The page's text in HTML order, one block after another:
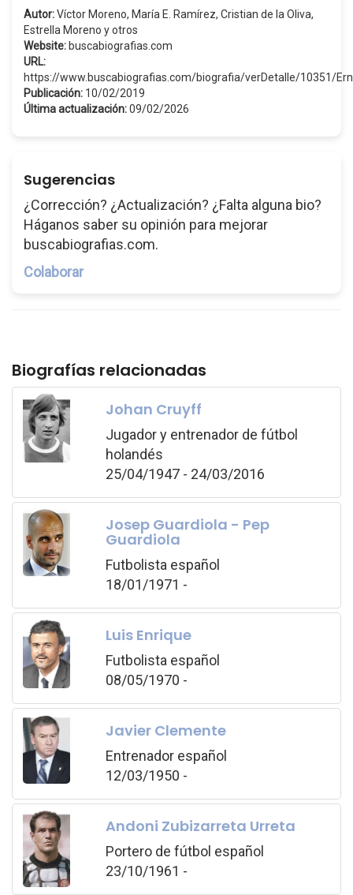
Autor:Víctor Moreno, María E. Ramírez, Cristian de la Oliva,
Estrella Moreno y otros
Website: buscabiografias.com
URL:
https://www.buscabiografias.com/biografia/verDetalle/10351/
Publicación: 10/02/2019
Última actualización:09/02/2026
Sugerencias
¿Corrección? ¿Actualización? ¿Falta alguna bio?
Háganos saber su opinión para mejorar
buscabiografias.com.
Colaborar
Biografías relacionadas
Johan Cruyff
Jugador y entrenador de fútbol
holandés
25/04/1947 - 24/03/2016
Josep Guardiola - Pep
Guardiola
Futbolista español
18/01/1971 -
Luis Enrique
Futbolista español
08/05/1970 -
Javier Clemente
Entrenador español
12/03/1950 -
Andoni Zubizarreta Urreta
Portero de fútbol español
23/10/1961 -